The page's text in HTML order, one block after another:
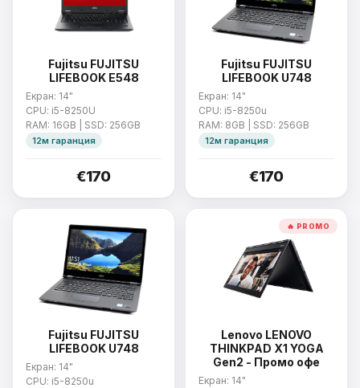
Fujitsu FUJITSU
LIFEBOOK E548
Екран: 14"
CPU: i5-8250U
RAM: 16GB | SSD: 256GB
12м гаранция
€170
Fujitsu FUJITSU
LIFEBOOK U748
Екран: 14"
CPU: i5-8250u
RAM: 8GB | SSD: 256GB
12м гаранция
€170
Fujitsu FUJITSU
LIFEBOOK U748
Екран: 14"
CPU: i5-8250u
🔥 PROMO
Lenovo LENOVO
THINKPAD X1 YOGA
Gen2 - Промо офе
Екран: 14"